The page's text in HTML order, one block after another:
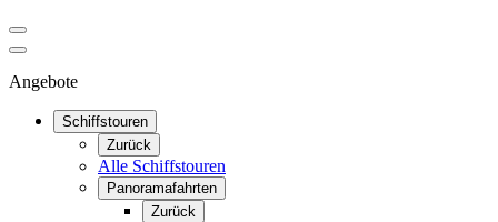
Angebote
Schiffstouren
Zurück
Alle Schiffstouren
Panoramafahrten
Zurück